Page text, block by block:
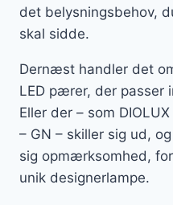
det belysningsbehov,
skal sidde.
Dernæst handler det
LED pærer, der passer
Eller der – som
– GN – skiller sig ud,
sig opmærksomhed,
unik designerlampe.